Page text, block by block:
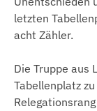
letzten
acht Zähler.
Die Truppe aus
Tabellenplatz